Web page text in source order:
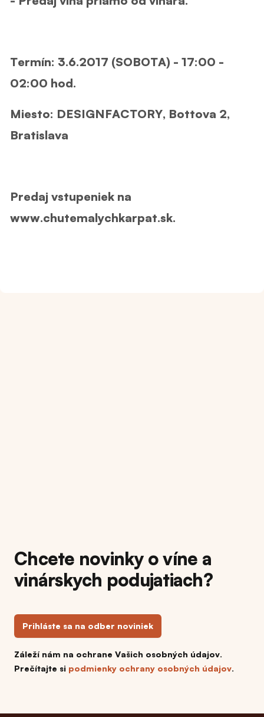
Termín: 3.6.2017 (SOBOTA) - 17:00 -
02:00 hod.
Miesto: DESIGNFACTORY, Bottova 2,
Bratislava
Predaj vstupeniek na
www.chutemalychkarpat.sk.
Chcete novinky o víne a
vinárskych podujatiach?
Prihláste sa na odber noviniek
Záleží nám na ochrane Vašich osobných údajov.
Prečítajte si podmienky ochrany osobných údajov.